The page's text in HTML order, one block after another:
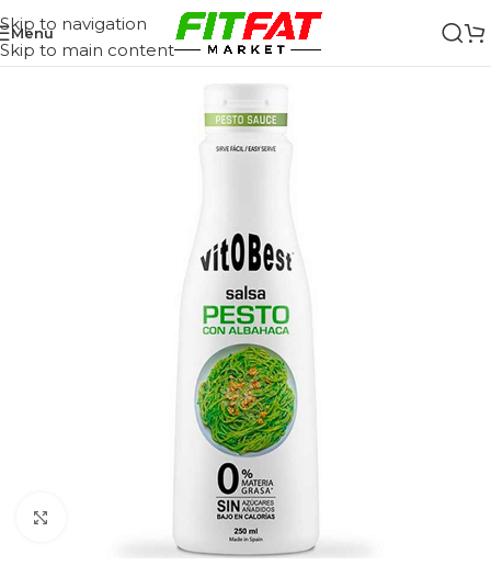
Skip to navigation
Skip to main content
Menu